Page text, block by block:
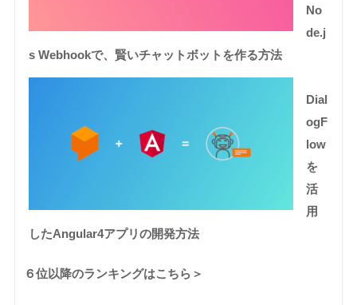
No
de.j
s Webhookで、賢いチャットボットを作る方法
Dial
ogF
low
を
活
用
したAngular4アプリの開発方法
６位以降のランキングはこちら＞